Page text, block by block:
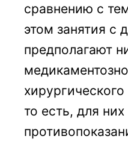
сравнению с
этом занятия с
предполагают
то есть, для